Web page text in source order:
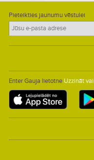
Pieteikties jaunumu vēstulei
Enter Gauja lietotne Uzzināt